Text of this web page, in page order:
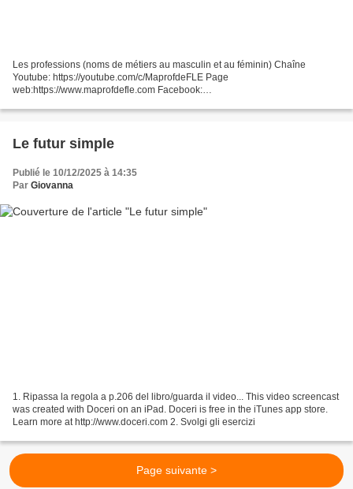
Les professions (noms de métiers au masculin et au féminin) Chaîne
Youtube: https://youtube.com/c/MaprofdeFLE​ Page
web:https://www.maprofdefle.com Facebook:
https://toutenfrancais.tv/professions-en-francais...
Le futur simple
Publié le 10/12/2025 à 14:35
Par Giovanna
1. Ripassa la regola a p.206 del libro/guarda il video... This video screencast
was created with Doceri on an iPad. Doceri is free in the iTunes app store.
Learn more at http://www.doceri.com 2. Svolgi gli esercizi
Page suivante >